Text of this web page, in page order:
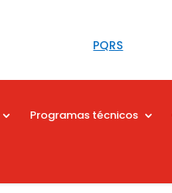
PQRS
Programas técnicos